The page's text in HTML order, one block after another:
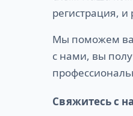
регистрация,
Мы поможем
с нами, вы
Свяжитесь с